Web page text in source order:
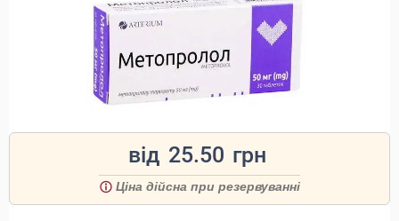
від 25.50 грн
Ціна дійсна при резервуванні